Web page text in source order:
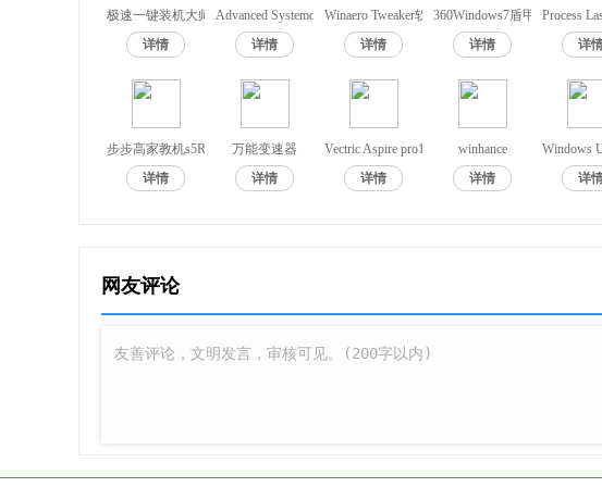
3、软件正在安装中，请稍后；
4、以管理员运行破解文件Crack中的“Create folder.bat”【将创建
阅；
极速一键装机大师
详情
Advanced Systemcare Pro免注册码
详情
Winaero Tweaker软件中文汉化版
详情
360Windows7盾甲
详情
Process
详
步步高家教机s5Recovery恢复工具
详情
万能变速器
详情
Vectric Aspire pro10
详情
winhance
详情
Windows
详
网友评论